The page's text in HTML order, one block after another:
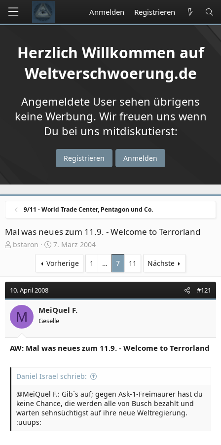
Anmelden Registrieren
Herzlich Willkommen auf
Weltverschwoerung.de
Angemeldete User sehen übrigens
keine Werbung. Wir freuen uns wenn
Du bei uns mitdiskutierst:
Registrieren Anmelden
9/11 - World Trade Center, Pentagon und Co.
Mal was neues zum 11.9. - Welcome to Terrorland
E
e
l
l
e
bstaron
E
s
t
e
l
t
a
7. März 2004
Vorherige
1 … 7 11 Nächste
10. April 2008 #121
M MeiQuel F.
Geselle
AW: Mal was neues zum 11.9. - Welcome to Terrorland
Daniel Israel schrieb:
@MeiQuel F.: Gib´s auf; gegen Ask-1-Freimaurer hast du
keine Chance, die werden alle von Busch bezahlt und
warten sehnsüchtigst auf ihre neue Weltregierung.
:uuups: